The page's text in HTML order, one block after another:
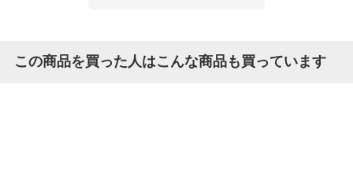
この商品を買った人はこんな商品も買っています